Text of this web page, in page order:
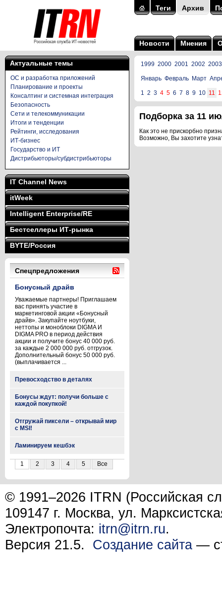
Теги Архив
Новости Мнения
Актуальные темы
ОС и разработка приложений
Планирование и проекты
Консалтинг и системная интеграция
Безопасность
Сети и телекоммуникации
Итоги и тенденции
Рейтинги, исследования
ИТ-бизнес
Государство и ИТ
Дистрибьюторы/субдистрибьюторы
IT Channel News
itWeek
Intelligent Enterprise/RE
Бестселлеры ИТ-рынка
BYTE/Россия
Спецпредложения
Бонусный драйв
Уважаемые партнеры! Приглашаем
вас принять участие в
маркетинговой акции «Бонусный
драйв». Закупайте ноутбуки,
неттопы и моноблоки DIGMA И
DIGMA PRO в период действия
акции и получите бонус 40 000 руб.
за каждые 2 000 000 руб. отгрузок.
Дополнительный бонус 50 000 руб.
(выплачивается ...
Превосходство в деталях
Бонусы ждут: получи больше с
каждой покупкой!
Отгружай пиксели – открывай мир
с MSI!
Ламинируем кешбэк
1 2 3 4 5 Все
1999 2000 2001 2002 2003
Январь Февраль Март
1 2 3 4 5 6 7 8 9 10 11
Подборка за 11
Как это не прискорбно
Возможно, Вы захотите
© 1991–2026 ITRN (Российская
109147 г. Москва, ул.
Электропочта: itrn@itrn.ru.
Версия 21.5. Создание сайта —